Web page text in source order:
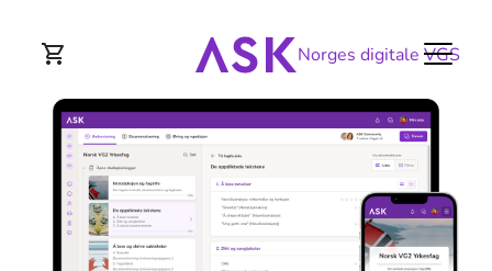
Norges digitale VGS